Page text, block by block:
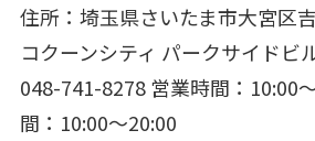
住所：埼玉県さいたま市大宮区
コクーンシティ パークサイドビ
048-741-8278 営業時間：10:00
間：10:00～20:00